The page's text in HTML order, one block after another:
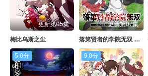
更新第05集
梅比乌斯之尘
更新第07集
落第贤者的学院无双 第二回转生，S等级作弊魔术师冒险记
5.0分 9.0分